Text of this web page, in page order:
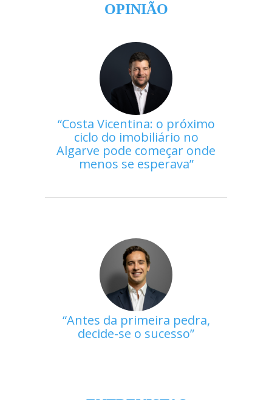
OPINIÃO
Costa Vicentina: o próximo
ciclo do imobiliário no
Algarve pode começar onde
menos se esperava
Antes da primeira pedra,
decide-se o sucesso